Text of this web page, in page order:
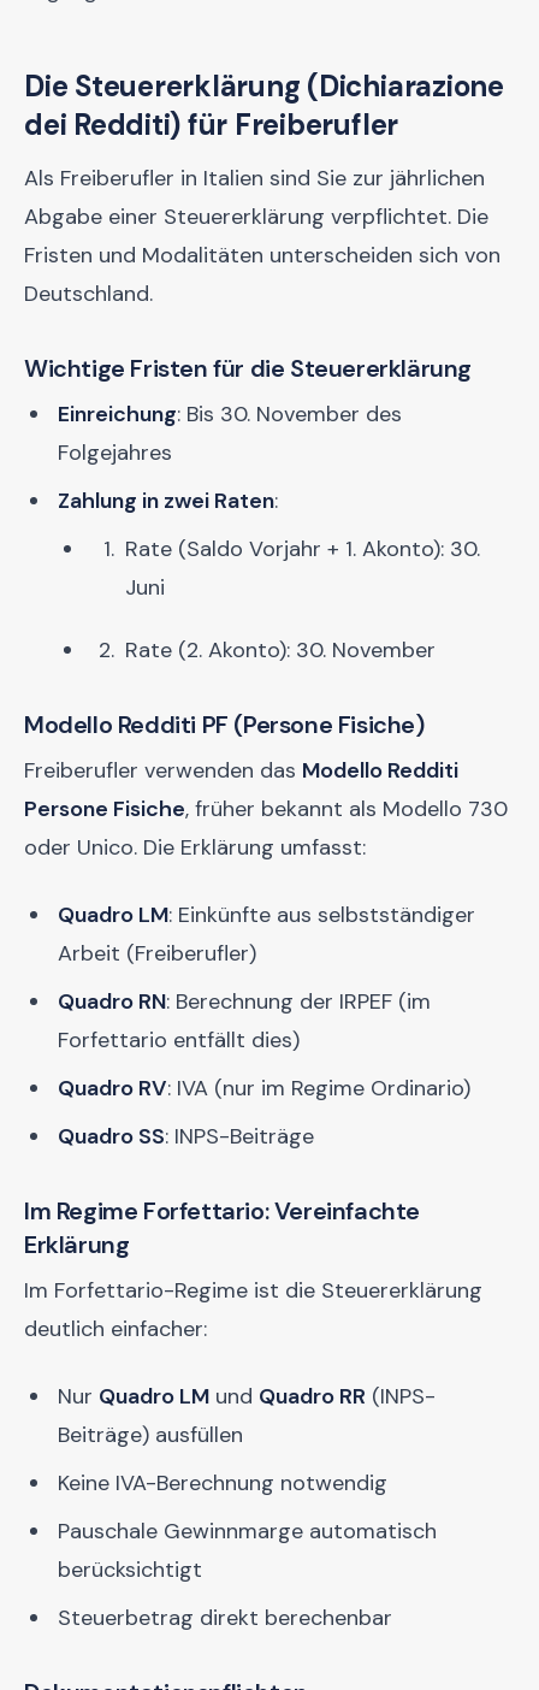
Die Steuererklärung (Dichiarazione
dei Redditi) für Freiberufler
Als Freiberufler in Italien sind Sie zur jährlichen
Abgabe einer Steuererklärung verpflichtet. Die
Fristen und Modalitäten unterscheiden sich von
Deutschland.
Wichtige Fristen für die Steuererklärung
Einreichung: Bis 30. November des
Folgejahres
Zahlung in zwei Raten:
Rate (Saldo Vorjahr + 1. Akonto): 30.
Juni
Rate (2. Akonto): 30. November
Modello Redditi PF (Persone Fisiche)
Freiberufler verwenden das Modello Redditi
Persone Fisiche, früher bekannt als Modello 730
oder Unico. Die Erklärung umfasst:
Quadro LM: Einkünfte aus selbstständiger
Arbeit (Freiberufler)
Quadro RN: Berechnung der IRPEF (im
Forfettario entfällt dies)
Quadro RV: IVA (nur im Regime Ordinario)
Quadro SS: INPS-Beiträge
Im Regime Forfettario: Vereinfachte
Erklärung
Im Forfettario-Regime ist die Steuererklärung
deutlich einfacher:
Nur Quadro LM und Quadro RR (INPS-
Beiträge) ausfüllen
Keine IVA-Berechnung notwendig
Pauschale Gewinnmarge automatisch
berücksichtigt
Steuerbetrag direkt berechenbar